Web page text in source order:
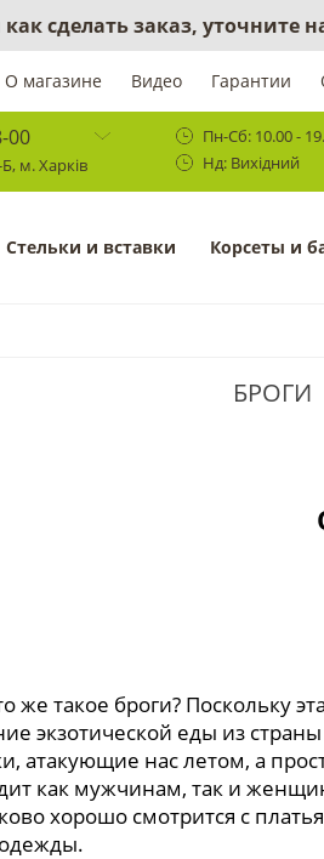
сделать заказ, уточните
О магазине Видео Гарантии
00
м. Харків
Пн-Сб: 10.00 -
Нд: Вихідний
Cтельки и вставки Корсеты и
БРОГИ
же такое броги? Поскольку
экзотической еды из
атакующие нас летом, а
как мужчинам, так и
хорошо смотрится с